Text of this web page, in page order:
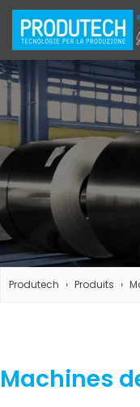
Produtech Produits
Machines